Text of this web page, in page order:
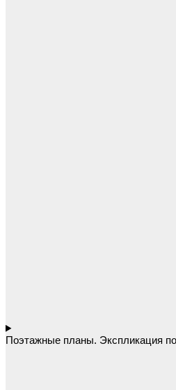
Поэтажные планы. Экспликация